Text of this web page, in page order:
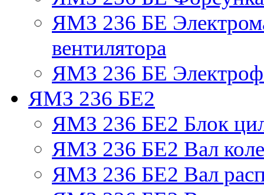
ЯМЗ 236 БЕ
вентилятора
ЯМЗ 236 БЕ
ЯМЗ 236 БЕ2
ЯМЗ 236 БЕ2 Блок
ЯМЗ 236 БЕ2 Вал
ЯМЗ 236 БЕ2 Вал